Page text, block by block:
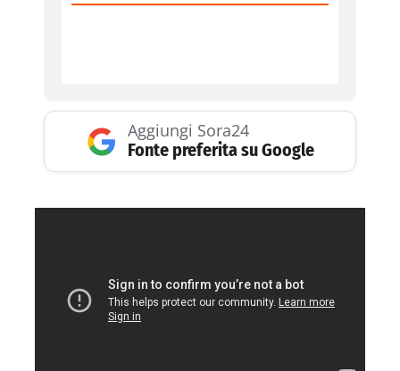
Aggiungi Sora24
Fonte preferita su Google